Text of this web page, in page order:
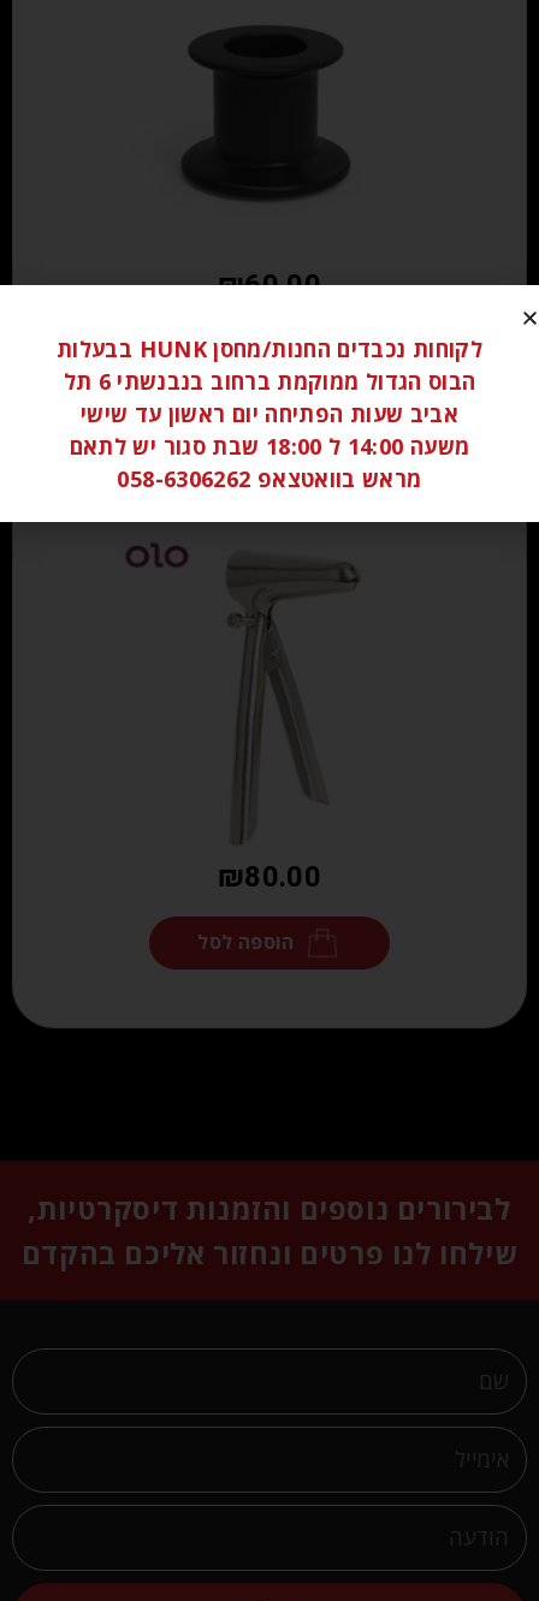
₪60.00
הוספה לסל
₪80.00
הוספה לסל
לבירורים נוספים והזמנות דיסקרטיות,
שילחו לנו פרטים ונחזור אליכם בהקדם
לקוחות נכבדים החנות/מחסן HUNK בבעלות
הבוס הגדול ממוקמת ברחוב בנבנשתי 6 תל
אביב שעות הפתיחה יום ראשון עד שישי
משעה 14:00 ל 18:00 שבת סגור יש לתאם
מראש בוואטצאפ 058-6306262